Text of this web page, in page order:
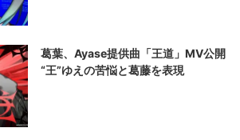
葛葉、Ayase提供曲「王道」MV公開
“王”ゆえの苦悩と葛藤を表現